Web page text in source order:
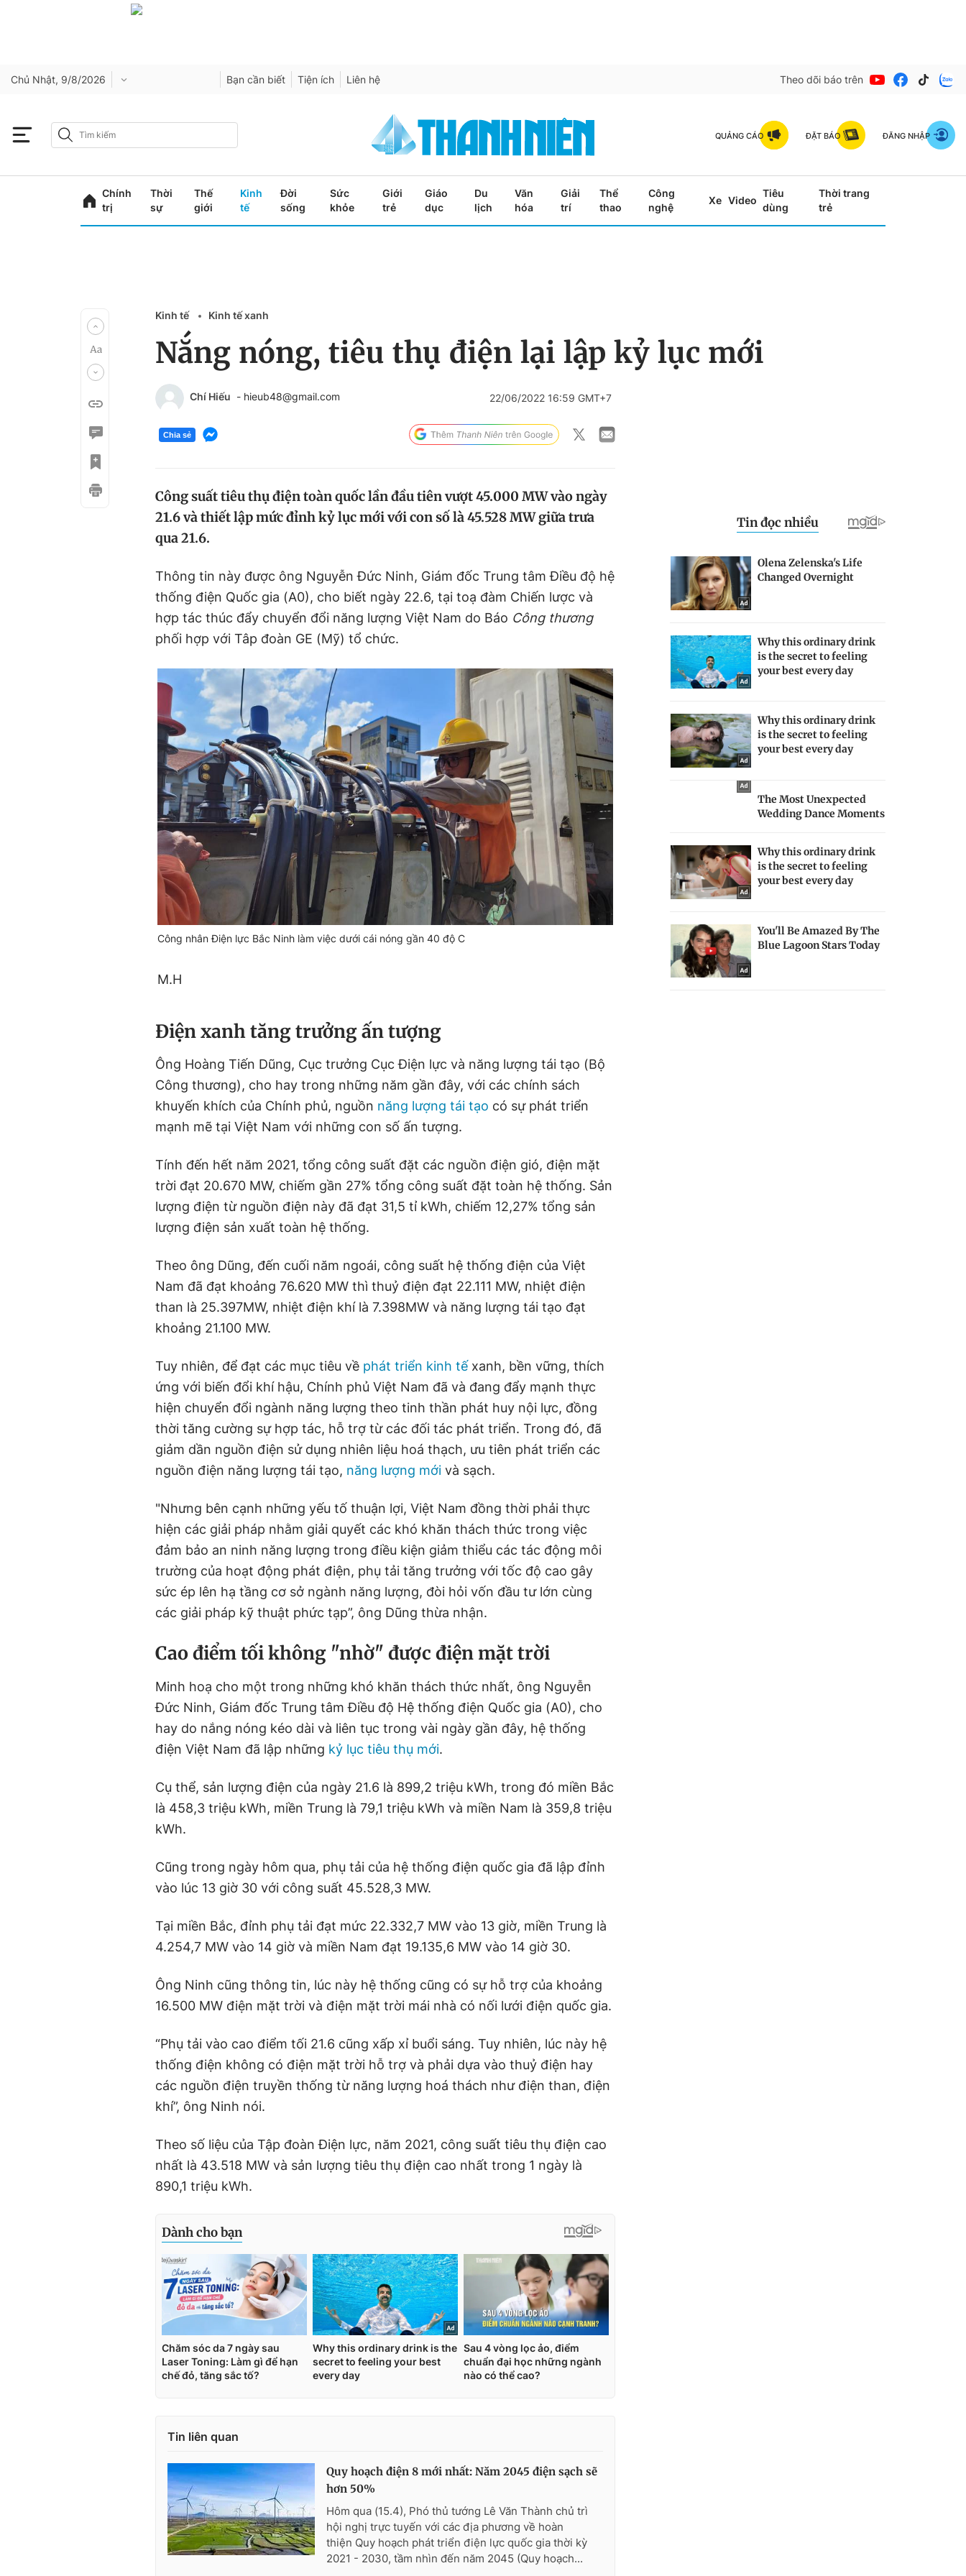
Chủ Nhật, 9/8/2026 Bạn cần biết Tiện ích Liên hệ Theo dõi báo trên
QUẢNG CÁO ĐẶT BÁO ĐĂNG NHẬP
Chính
trị
Thời
sự
Thế
giới
Kinh
tế
Đời
sống
Sức
khỏe
Giới
trẻ
Giáo
dục
Du
lịch
Văn
hóa
Giải
trí
Thể
thao
Công
nghệ
Xe Video
Tiêu
dùng
Thời trang
trẻ
Kinh tế Kinh tế xanh
Nắng nóng, tiêu thụ điện lại lập kỷ lục mới
Chí Hiếu - hieub48@gmail.com 22/06/2022 16:59 GMT+7
Chia sẻ
Công suất tiêu thụ điện toàn quốc lần đầu tiên vượt 45.000 MW vào ngày
21.6 và thiết lập mức đỉnh kỷ lục mới với con số là 45.528 MW giữa trưa
qua 21.6.
Thông tin này được ông Nguyễn Đức Ninh, Giám đốc Trung tâm Điều độ hệ
thống điện Quốc gia (A0), cho biết ngày 22.6, tại toạ đàm Chiến lược và
hợp tác thúc đẩy chuyển đổi năng lượng Việt Nam do Báo Công thương
phối hợp với Tâp đoàn GE (Mỹ) tổ chức.
Công nhân Điện lực Bắc Ninh làm việc dưới cái nóng gần 40 độ C
M.H
Điện xanh tăng trưởng ấn tượng
Ông Hoàng Tiến Dũng, Cục trưởng Cục Điện lực và năng lượng tái tạo (Bộ
Công thương), cho hay trong những năm gần đây, với các chính sách
khuyến khích của Chính phủ, nguồn năng lượng tái tạo có sự phát triển
mạnh mẽ tại Việt Nam với những con số ấn tượng.
Tính đến hết năm 2021, tổng công suất đặt các nguồn điện gió, điện mặt
trời đạt 20.670 MW, chiếm gần 27% tổng công suất đặt toàn hệ thống. Sản
lượng điện từ nguồn điện này đã đạt 31,5 tỉ kWh, chiếm 12,27% tổng sản
lượng điện sản xuất toàn hệ thống.
Theo ông Dũng, đến cuối năm ngoái, công suất hệ thống điện của Việt
Nam đã đạt khoảng 76.620 MW thì thuỷ điện đạt 22.111 MW, nhiệt điện
than là 25.397MW, nhiệt điện khí là 7.398MW và năng lượng tái tạo đạt
khoảng 21.100 MW.
Tuy nhiên, để đạt các mục tiêu về phát triển kinh tế xanh, bền vững, thích
ứng với biến đổi khí hậu, Chính phủ Việt Nam đã và đang đẩy mạnh thực
hiện chuyển đổi ngành năng lượng theo tinh thần phát huy nội lực, đồng
thời tăng cường sự hợp tác, hỗ trợ từ các đối tác phát triển. Trong đó, đã
giảm dần nguồn điện sử dụng nhiên liệu hoá thạch, ưu tiên phát triển các
nguồn điện năng lượng tái tạo, năng lượng mới và sạch.
"Nhưng bên cạnh những yếu tố thuận lợi, Việt Nam đồng thời phải thực
hiện các giải pháp nhằm giải quyết các khó khăn thách thức trong việc
đảm bảo an ninh năng lượng trong điều kiện giảm thiểu các tác động môi
trường của hoạt động phát điện, phụ tải tăng trưởng với tốc độ cao gây
sức ép lên hạ tầng cơ sở ngành năng lượng, đòi hỏi vốn đầu tư lớn cùng
các giải pháp kỹ thuật phức tạp”, ông Dũng thừa nhận.
Cao điểm tối không "nhờ" được điện mặt trời
Minh hoạ cho một trong những khó khăn thách thức nhất, ông Nguyễn
Đức Ninh, Giám đốc Trung tâm Điều độ Hệ thống điện Quốc gia (A0), cho
hay do nắng nóng kéo dài và liên tục trong vài ngày gần đây, hệ thống
điện Việt Nam đã lập những kỷ lục tiêu thụ mới.
Cụ thể, sản lượng điện của ngày 21.6 là 899,2 triệu kWh, trong đó miền Bắc
là 458,3 triệu kWh, miền Trung là 79,1 triệu kWh và miền Nam là 359,8 triệu
kWh.
Cũng trong ngày hôm qua, phụ tải của hệ thống điện quốc gia đã lập đỉnh
vào lúc 13 giờ 30 với công suất 45.528,3 MW.
Tại miền Bắc, đỉnh phụ tải đạt mức 22.332,7 MW vào 13 giờ, miền Trung là
4.254,7 MW vào 14 giờ và miền Nam đạt 19.135,6 MW vào 14 giờ 30.
Ông Ninh cũng thông tin, lúc này hệ thống cũng có sự hỗ trợ của khoảng
16.500 MW điện mặt trời và điện mặt trời mái nhà có nối lưới điện quốc gia.
“Phụ tải vào cao điểm tối 21.6 cũng xấp xỉ buổi sáng. Tuy nhiên, lúc này hệ
thống điện không có điện mặt trời hỗ trợ và phải dựa vào thuỷ điện hay
các nguồn điện truyền thống từ năng lượng hoá thách như điện than, điện
khí”, ông Ninh nói.
Theo số liệu của Tập đoàn Điện lực, năm 2021, công suất tiêu thụ điện cao
nhất là 43.518 MW và sản lượng tiêu thụ điện cao nhất trong 1 ngày là
890,1 triệu kWh.
Tin liên quan
Quy hoạch điện 8 mới nhất: Năm 2045 điện sạch sẽ
hơn 50%
Hôm qua (15.4), Phó thủ tướng Lê Văn Thành chủ trì
hội nghị trực tuyến với các địa phương về hoàn
thiện Quy hoạch phát triển điện lực quốc gia thời kỳ
2021 - 2030, tầm nhìn đến năm 2045 (Quy hoạch...